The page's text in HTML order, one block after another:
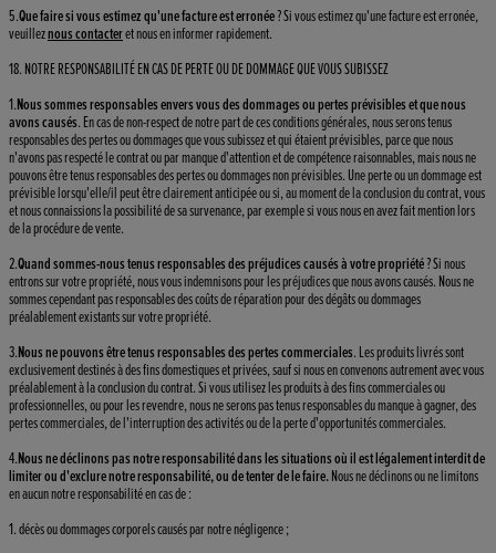
5.Que faire si vous estimez qu'une facture est erronée? Si vous estimez qu'une facture est erronée,
veuilleznous contacteret nous en informer rapidement.
18. NOTRE RESPONSABILITÉ EN CAS DE PERTE OU DE DOMMAGE QUE VOUS SUBISSEZ
1.Nous sommes responsables envers vous des dommages ou pertes prévisibles et que nous
avons causés. En cas de non-respect de notre part de ces conditions générales, nous serons tenus
responsables des pertes ou dommages que vous subissez et qui étaient prévisibles, parce que nous
n'avons pas respecté le contrat ou par manque d'attention et de compétence raisonnables, mais nous ne
pouvons être tenus responsables des pertes ou dommages non prévisibles. Une perte ou un dommage est
prévisible lorsqu'elle/il peut être clairement anticipée ou si, au moment de la conclusion du contrat, vous
et nous connaissions la possibilité de sa survenance, par exemple si vous nous en avez fait mention lors
de la procédure de vente.
2.Quand sommes-nous tenus responsables des préjudices causés à votre propriété? Si nous
entrons sur votre propriété, nous vous indemnisons pour les préjudices que nous avons causés. Nous ne
sommes cependant pas responsables des coûts de réparation pour des dégâts ou dommages
préalablement existants sur votre propriété.
3.Nous ne pouvons être tenus responsables des pertes commerciales. Les produits livrés sont
exclusivement destinés à des fins domestiques et privées, sauf si nous en convenons autrement avec vous
préalablement à la conclusion du contrat. Si vous utilisez les produits à des fins commerciales ou
professionnelles, ou pour les revendre, nous ne serons pas tenus responsables du manque à gagner, des
pertes commerciales, de l'interruption des activités ou de la perte d'opportunités commerciales.
4.Nous ne déclinons pas notre responsabilité dans les situations où il est légalement interdit de
limiter ou d'exclure notre responsabilité, ou de tenter de le faire.Nous ne déclinons ou ne limitons
en aucun notre responsabilité en cas de :
1. décès ou dommages corporels causés par notre négligence ;